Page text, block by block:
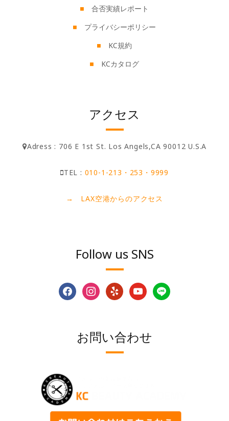
合否実績レポート
プライバシーポリシー
KC規約
KCカタログ
アクセス
Adress : 706 E 1st St. Los Angels,CA 90012 U.S.A
TEL : 010-1-213・253・9999
→ LAX空港からのアクセス
Follow us SNS
facebookinstagram
yelp youtubeline
お問い合わせ